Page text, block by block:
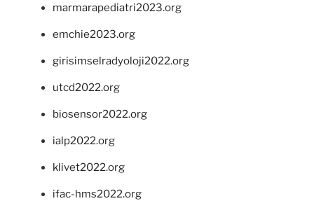
marmarapediatri2023.org
emchie2023.org
girisimselradyoloji2022.org
utcd2022.org
biosensor2022.org
ialp2022.org
klivet2022.org
ifac-hms2022.org